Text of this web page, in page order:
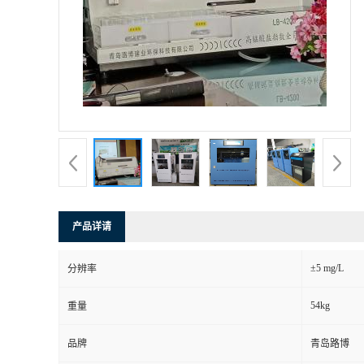
产品详请
分辨率 ±5 mg/L
重量 54kg
品牌 青岛路博